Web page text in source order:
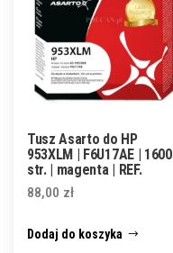
Tusz Asarto do HP
953XLM | F6U17AE | 1600
str. | magenta | REF.
88,00 zł
Dodaj do koszyka